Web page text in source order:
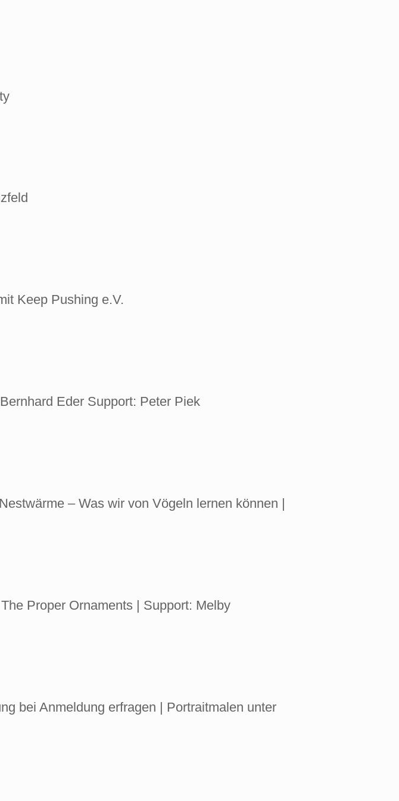
Keep Pushing e.V.
Eder Support: Peter Piek
– Was wir von Vögeln lernen können |
Proper Ornaments | Support: Melby
bei Anmeldung erfragen | Portraitmalen unter